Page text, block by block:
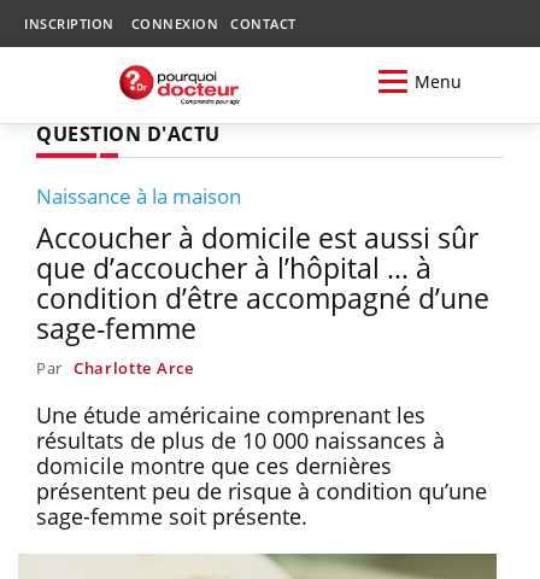
INSCRIPTION CONNEXION CONTACT
Menu
QUESTION D'ACTU
Naissance à la maison
Accoucher à domicile est aussi sûr
que d’accoucher à l’hôpital … à
condition d’être accompagné d’une
sage-femme
Par Charlotte Arce
Une étude américaine comprenant les
résultats de plus de 10 000 naissances à
domicile montre que ces dernières
présentent peu de risque à condition qu’une
sage-femme soit présente.